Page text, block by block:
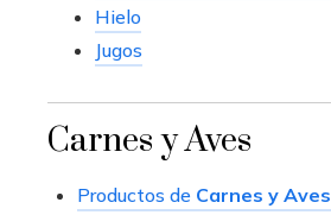
Hielo
Jugos
Carnes y Aves
Productos de Carnes y Aves